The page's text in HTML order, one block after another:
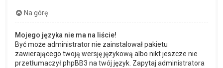
Na górę
Mojego języka nie ma na liście!
Być może administrator nie zainstalował pakietu
zawierającego twoją wersję językową albo nikt jeszcze nie
przetłumaczył phpBB3 na twój język. Zapytaj administratora